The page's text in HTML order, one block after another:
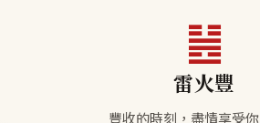
䷶
雷火豐
豐收的時刻，盡情享受